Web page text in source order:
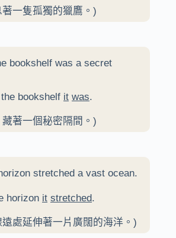
一隻孤獨的獵鷹。)
bookshelf was a secret
bookshelf it was.
著一個秘密隔間。)
stretched a vast ocean.
horizon it stretched.
處延伸著一片廣闊的海洋。)